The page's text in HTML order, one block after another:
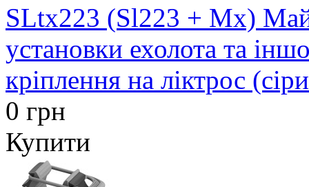
SLtx223 (Sl223 + Mx)
установки ехолота та
кріплення на ліктрос
0 грн
Купити